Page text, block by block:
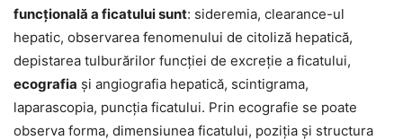
funcţională a ficatului sunt: sideremia, clearance-ul
hepatic, observarea fenomenului de citoliză hepatică,
depistarea tulburărilor funcţiei de excreţie a ficatului,
ecografia şi angiografia hepatică, scintigrama,
laparascopia, puncţia ficatului. Prin ecografie se poate
observa forma, dimensiunea ficatului, poziţia şi structura